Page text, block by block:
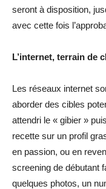
seront à disposition,
avec cette fois
L’internet, terrain de
Les réseaux internet
aborder des cibles
attendri le « gibier »
recette sur un profil
en passion, ou en
screening de débutant
quelques photos, un